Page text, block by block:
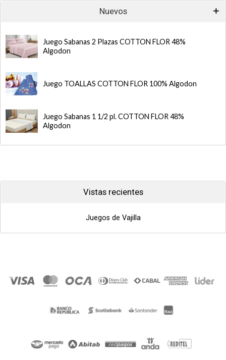
Nuevos
Juego Sabanas 2 Plazas COTTON FLOR 48%
Algodon
Juego TOALLAS COTTON FLOR 100% Algodon
Juego Sabanas 1 1/2 pl. COTTON FLOR 48%
Algodon
Vistas recientes
Juegos de Vajilla